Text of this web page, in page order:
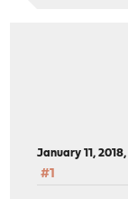
January 11,
#1